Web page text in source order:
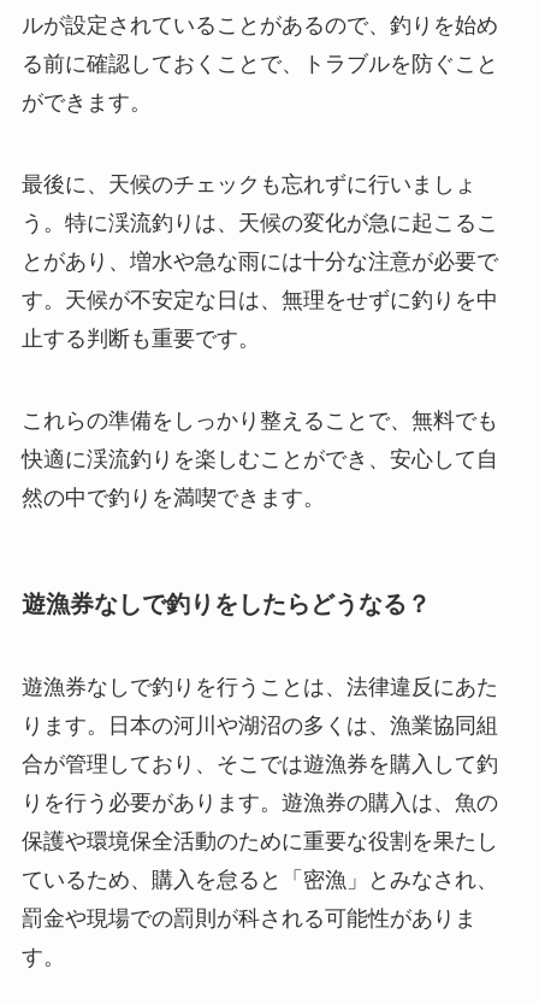
ルが設定されていることがあるので、釣りを始め
る前に確認しておくことで、トラブルを防ぐこと
ができます。
最後に、天候のチェックも忘れずに行いましょ
う。特に渓流釣りは、天候の変化が急に起こるこ
とがあり、増水や急な雨には十分な注意が必要で
す。天候が不安定な日は、無理をせずに釣りを中
止する判断も重要です。
これらの準備をしっかり整えることで、無料でも
快適に渓流釣りを楽しむことができ、安心して自
然の中で釣りを満喫できます。
遊漁券なしで釣りをしたらどうなる？
遊漁券なしで釣りを行うことは、法律違反にあた
ります。日本の河川や湖沼の多くは、漁業協同組
合が管理しており、そこでは遊漁券を購入して釣
りを行う必要があります。遊漁券の購入は、魚の
保護や環境保全活動のために重要な役割を果たし
ているため、購入を怠ると「密漁」とみなされ、
罰金や現場での罰則が科される可能性がありま
す。